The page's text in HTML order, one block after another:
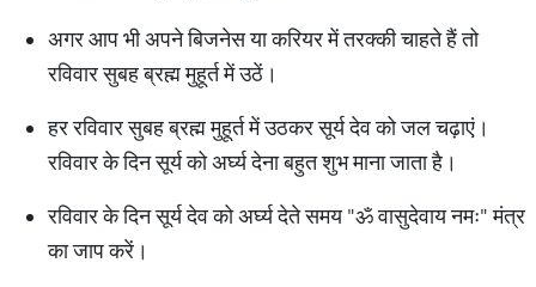
अगर आप भी अपने बिजनेस या करियर में तरक्की चाहते हैं तो
रविवार सुबह ब्रह्म मुहूर्त में उठें।
हर रविवार सुबह ब्रह्म मुहूर्त में उठकर सूर्य देव को जल चढ़ाएं।
रविवार के दिन सूर्य को अर्घ्य देना बहुत शुभ माना जाता है।
रविवार के दिन सूर्य देव को अर्घ्य देते समय "ॐ वासुदेवाय नमः" मंत्र
का जाप करें।